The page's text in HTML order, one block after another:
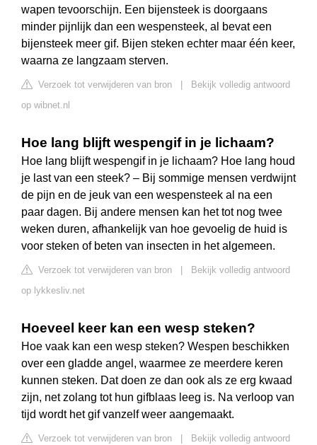
wapen tevoorschijn. Een bijensteek is doorgaans
minder pijnlijk dan een wespensteek, al bevat een
bijensteek meer gif. Bijen steken echter maar één keer,
waarna ze langzaam sterven.
Verzoek tot verwijderen van bron
Bekijk volledig antwoord
op wibnet.nl
Hoe lang blijft wespengif in je lichaam?
Hoe lang blijft wespengif in je lichaam? Hoe lang houd
je last van een steek? – Bij sommige mensen verdwijnt
de pijn en de jeuk van een wespensteek al na een
paar dagen. Bij andere mensen kan het tot nog twee
weken duren, afhankelijk van hoe gevoelig de huid is
voor steken of beten van insecten in het algemeen.
Verzoek tot verwijderen van bron
Bekijk volledig antwoord
op lykkesliv.net
Hoeveel keer kan een wesp steken?
Hoe vaak kan een wesp steken? Wespen beschikken
over een gladde angel, waarmee ze meerdere keren
kunnen steken. Dat doen ze dan ook als ze erg kwaad
zijn, net zolang tot hun gifblaas leeg is. Na verloop van
tijd wordt het gif vanzelf weer aangemaakt.
Verzoek tot verwijderen van bron
Bekijk volledig antwoord